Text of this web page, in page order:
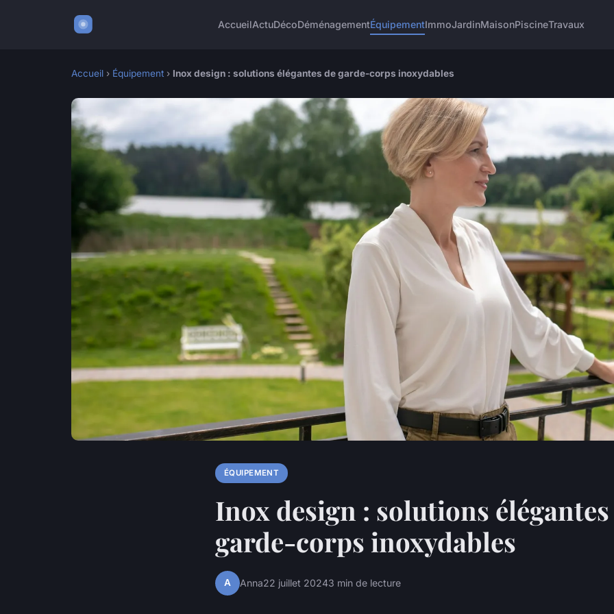
AccueilActuDécoDéménagementÉquipementImmoJardinMaisonPiscineTravaux
Accueil › Équipement › Inox design : solutions élégantes de garde-corps inoxydables
ÉQUIPEMENT
Inox design : solutions
garde-corps inoxydables
A Anna22 juillet 20243 min de lecture